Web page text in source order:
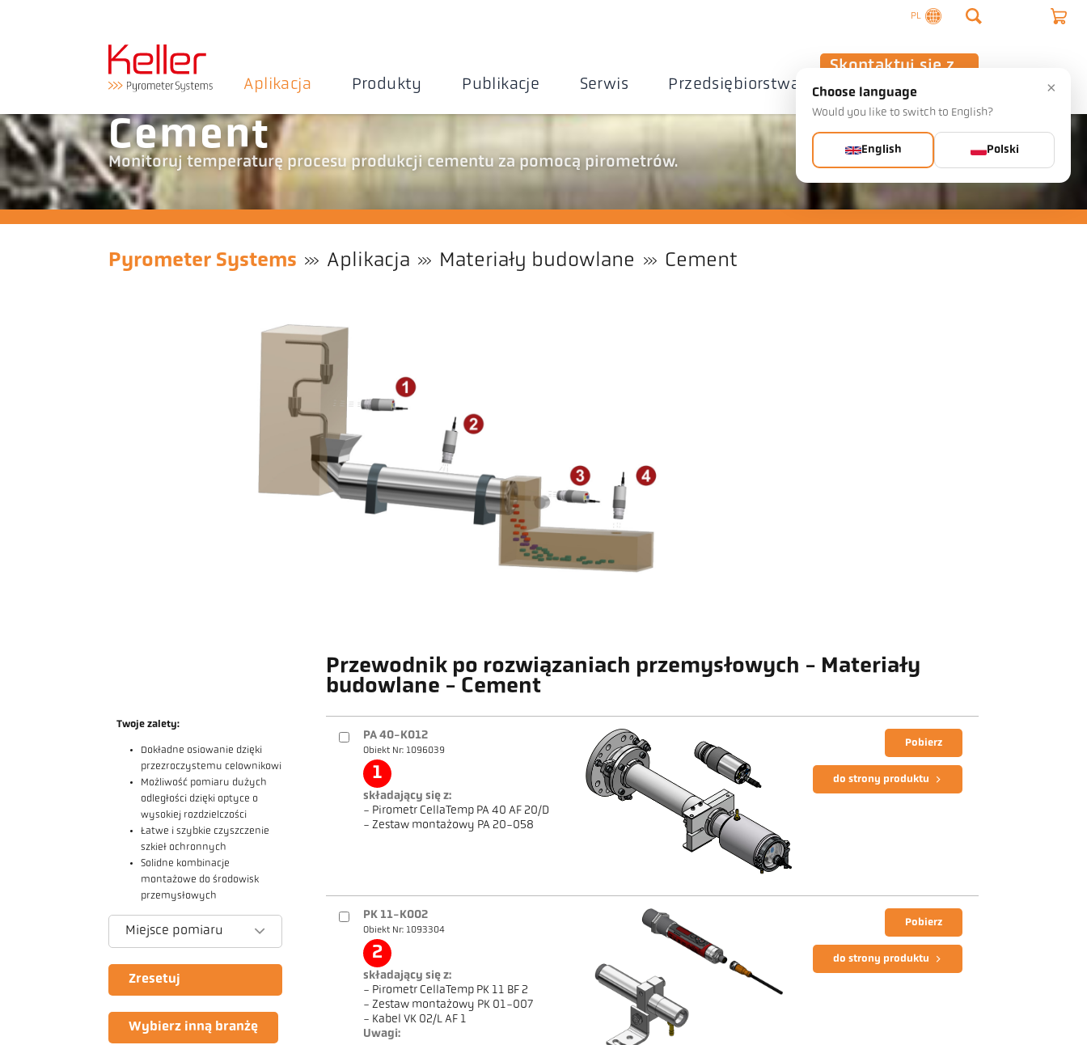
PL
Aplikacja Produkty Publikacje Serwis Przedsiębiorstwa
Skontaktuj się z
nami
Cement
Monitoruj temperaturę procesu produkcji cementu za pomocą pirometrów.
Pyrometer Systems Aplikacja Materiały budowlane Cement
Przewodnik po rozwiązaniach przemysłowych - Materiały
budowlane - Cement
Twoje zalety:
Dokładne osiowanie dzięki
przezroczystemu celownikowi
Możliwość pomiaru dużych
odległości dzięki optyce o
wysokiej rozdzielczości
Łatwe i szybkie czyszczenie
szkieł ochronnych
Solidne kombinacje
montażowe do środowisk
przemysłowych
Miejsce pomiaru
Zresetuj
Wybierz inną branżę
PA 40-K012
Obiekt Nr: 1096039
1
składający się z:
- Pirometr CellaTemp PA 40 AF 20/D
- Zestaw montażowy PA 20-058
Pobierz
do strony produktu
PK 11-K002
Obiekt Nr: 1093304
2
składający się z:
- Pirometr CellaTemp PK 11 BF 2
- Zestaw montażowy PK 01-007
- Kabel VK 02/L AF 1
Uwagi:
Pobierz
do strony produktu
×
Choose language
Would you like to switch to English?
English Polski